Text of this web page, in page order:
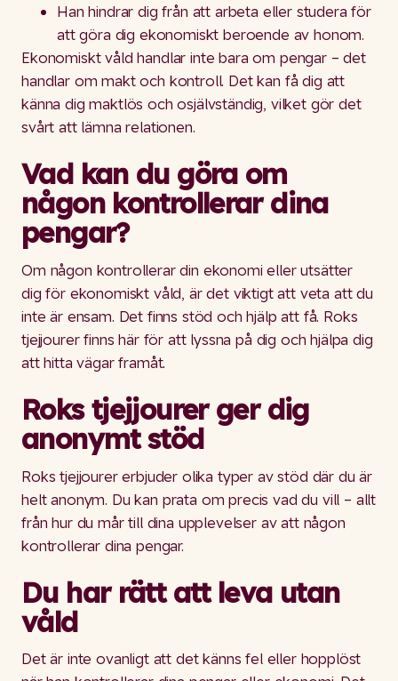
Han hindrar dig från att arbeta eller studera för
att göra dig ekonomiskt beroende av honom.
Ekonomiskt våld handlar inte bara om pengar – det
handlar om makt och kontroll. Det kan få dig att
känna dig maktlös och osjälvständig, vilket gör det
svårt att lämna relationen.
Vad kan du göra om
någon kontrollerar dina
pengar?
Om någon kontrollerar din ekonomi eller utsätter
dig för ekonomiskt våld, är det viktigt att veta att du
inte är ensam. Det finns stöd och hjälp att få. Roks
tjejjourer finns här för att lyssna på dig och hjälpa dig
att hitta vägar framåt.
Roks tjejjourer ger dig
anonymt stöd
Roks tjejjourer erbjuder olika typer av stöd där du är
helt anonym. Du kan prata om precis vad du vill – allt
från hur du mår till dina upplevelser av att någon
kontrollerar dina pengar.
Du har rätt att leva utan
våld
Det är inte ovanligt att det känns fel eller hopplöst